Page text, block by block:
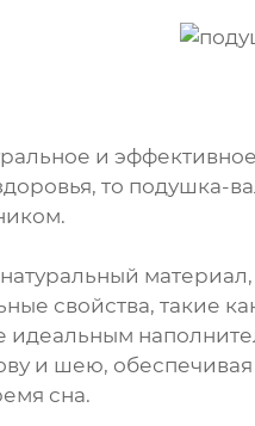
и
то подушка-
натуральный
свойства, такие
идеальным
и шею,
сна.